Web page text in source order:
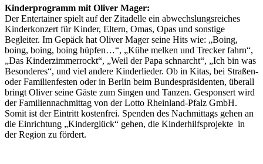
Kinderprogramm mit Oliver Mager:
Der Entertainer spielt auf der Zitadelle ein abwechslungsreiches
Kinderkonzert für Kinder, Eltern, Omas, Opas und sonstige
Begleiter. Im Gepäck hat Oliver Mager seine Hits wie: „Boing,
boing, boing, boing hüpfen…“, „Kühe melken und Trecker fahrn“,
„Das Kinderzimmerrockt“, „Weil der Papa schnarcht“, „Ich bin was
Besonderes“, und viel andere Kinderlieder. Ob in Kitas, bei Straßen-
oder Familienfesten oder in Berlin beim Bundespräsidenten, überall
bringt Oliver seine Gäste zum Singen und Tanzen. Gesponsert wird
der Familiennachmittag von der Lotto Rheinland-Pfalz GmbH.
Somit ist der Eintritt kostenfrei. Spenden des Nachmittags gehen an
die Einrichtung „Kinderglück“ gehen, die Kinderhilfsprojekte in
der Region zu fördert.